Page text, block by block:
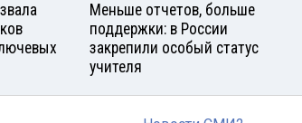
Меньше отчетов, больше
поддержки: в России
закрепили особый статус
учителя